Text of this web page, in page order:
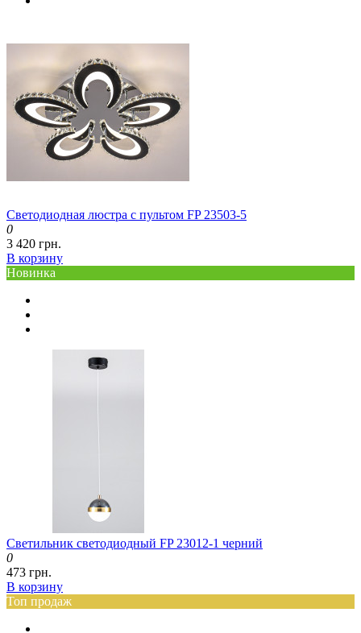
Светодиодная люстра с пультом FP 23503-5
0
3 420 грн.
В корзину
Новинка
Светильник светодиодный FP 23012-1 черний
0
473 грн.
В корзину
Топ продаж